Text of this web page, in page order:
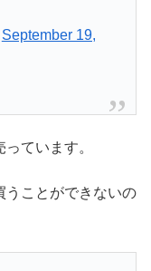
September 19,
ています。
うことができないの